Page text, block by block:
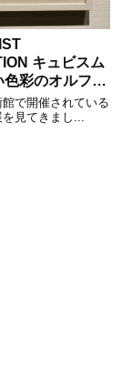
スム
彩のオルフィ
で開催されている
見てきまし...